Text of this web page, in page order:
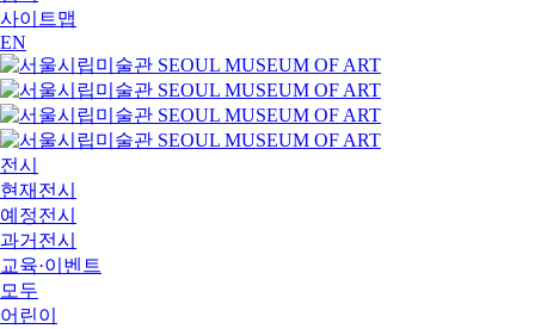
사이트맵
EN
전시
현재전시
예정전시
과거전시
교육·이벤트
모두
어린이